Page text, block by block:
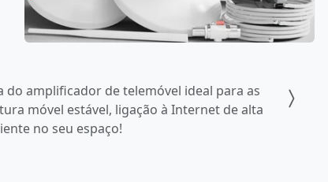
do amplificador de telemóvel ideal para as
móvel estável, ligação à Internet de alta
no seu espaço!